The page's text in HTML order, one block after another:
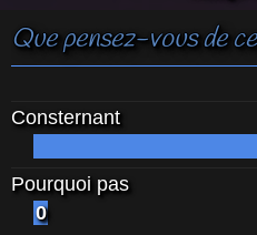
Que pensez-vous de
Consternant
Pourquoi pas
0